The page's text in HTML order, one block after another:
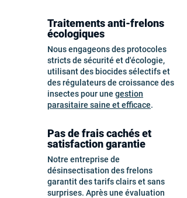
Traitements anti-frelons
écologiques
Nous engageons des protocoles
stricts de sécurité et d'écologie,
utilisant des biocides sélectifs et
des régulateurs de croissance des
insectes pour une gestion
parasitaire saine et efficace.
Pas de frais cachés et
satisfaction garantie
Notre entreprise de
désinsectisation des frelons
garantit des tarifs clairs et sans
surprises. Après une évaluation